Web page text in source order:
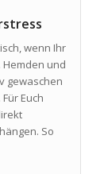
wenn Ihr
und
gewaschen
Euch
So